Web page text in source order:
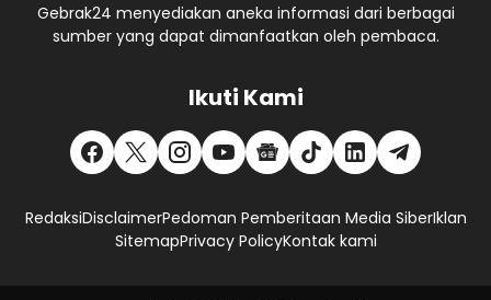
Gebrak24 menyediakan aneka informasi dari berbagai
sumber yang dapat dimanfaatkan oleh pembaca.
Ikuti Kami
RedaksiDisclaimerPedoman Pemberitaan Media SiberIklan
SitemapPrivacy PolicyKontak kami